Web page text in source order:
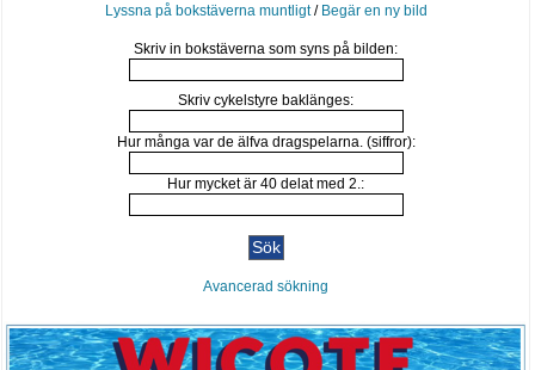
Lyssna på bokstäverna muntligt/ Begär en ny bild
Skriv in bokstäverna som syns på bilden:
Skriv cykelstyre baklänges:
Hur många var de älfva dragspelarna. (siffror):
Hur mycket är 40 delat med 2.:
Avancerad sökning